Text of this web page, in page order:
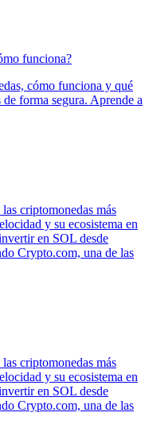
funciona?
cómo funciona y qué
forma segura. Aprende a
criptomonedas más
y su ecosistema en
en SOL desde
Crypto.com, una de las
criptomonedas más
y su ecosistema en
en SOL desde
Crypto.com, una de las